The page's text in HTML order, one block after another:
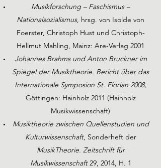
Musikforschung – Faschismus –
Nationalsozialismus, hrsg. von Isolde von
Foerster, Christoph Hust und Christoph-
Hellmut Mahling, Mainz: Are-Verlag 2001
Johannes Brahms und Anton Bruckner im
Spiegel der Musiktheorie. Bericht über das
Internationale Symposion St. Florian 2008,
Göttingen: Hainholz 2011 (Hainholz
Musikwissenschaft)
Musiktheorie zwischen Quellenstudien und
Kulturwissenschaft, Sonderheft der
MusikTheorie. Zeitschrift für
Musikwissenschaft29, 2014, H. 1